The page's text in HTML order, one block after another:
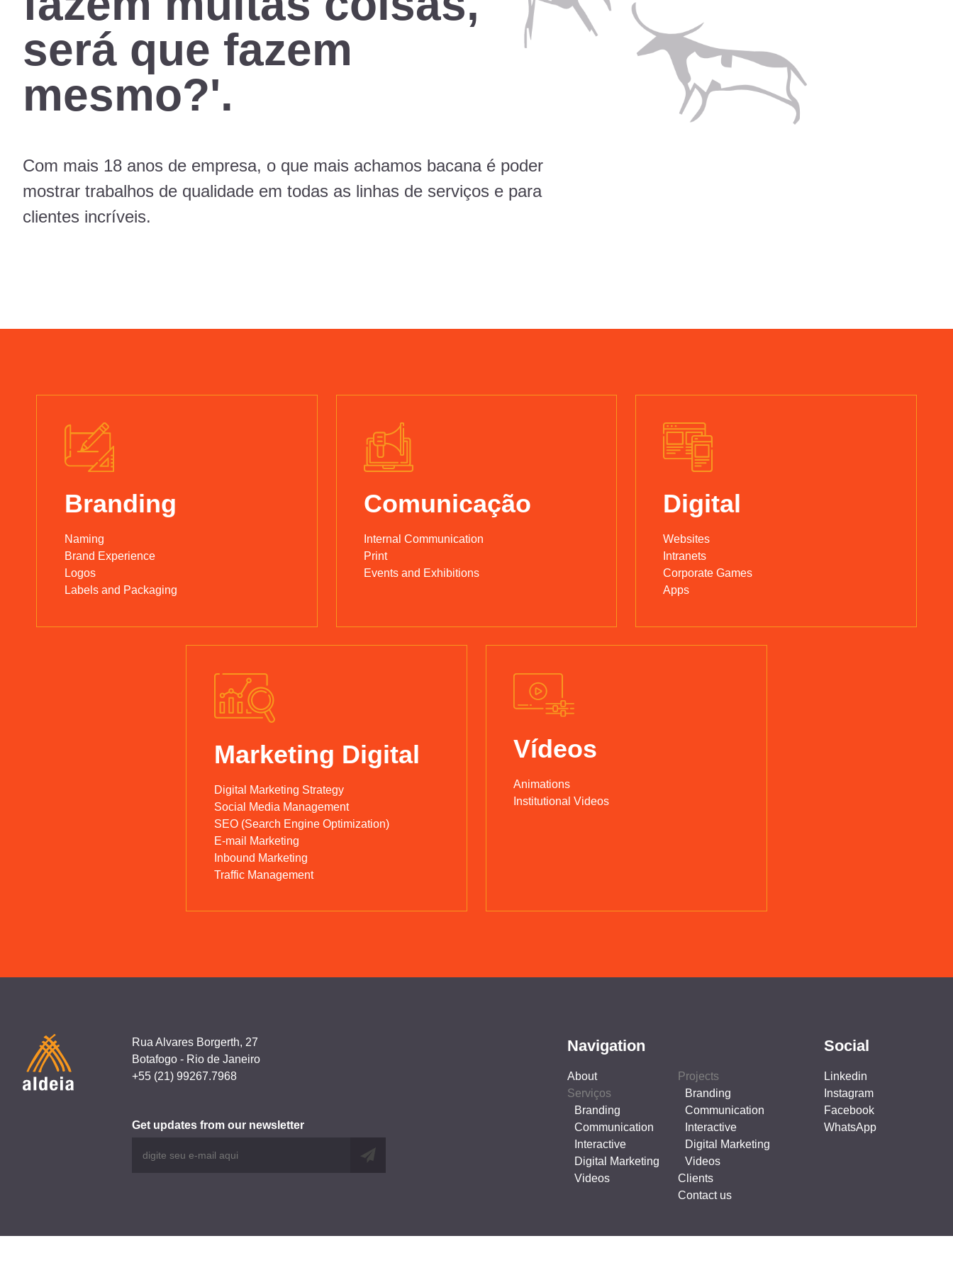
será que fazem
mesmo?'.
Com mais 18 anos de empresa, o que mais achamos bacana é poder
mostrar trabalhos de qualidade em todas as linhas de serviços e para
clientes incríveis.
Branding
Naming
Brand Experience
Logos
Labels and Packaging
Comunicação
Internal Communication
Print
Events and Exhibitions
Digital
Websites
Intranets
Corporate Games
Apps
Marketing Digital
Digital Marketing Strategy
Social Media Management
SEO (Search Engine Optimization)
E-mail Marketing
Inbound Marketing
Traffic Management
Vídeos
Animations
Institutional Videos
Rua Alvares Borgerth, 27
Botafogo - Rio de Janeiro
+55 (21) 99267.7968
Get updates from our newsletter
Navigation
About
Serviços
Branding
Communication
Interactive
Digital Marketing
Videos
Projects
Branding
Communication
Interactive
Digital Marketing
Videos
Clients
Contact us
Social
Linkedin
Instagram
Facebook
WhatsApp